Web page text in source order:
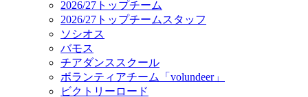
奈良クラブ明治安田J3リーグ2026/27シーズン試
合観戦チケット
奈良クラブ明治安田Ｊ3リーグ 2026/27シーズン
「鹿パス」
観戦ルール＆マナー
FANCOMMUNITY
2026/27ファンコミュニティ
2026/27トップチーム
2026/27トップチームスタッフ
ソシオス
バモス
チアダンススクール
ボランティアチーム「volundeer」
ビクトリーロード